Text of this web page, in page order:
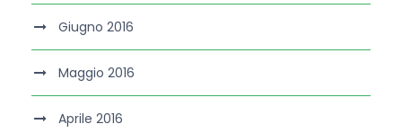
Giugno 2016
Maggio 2016
Aprile 2016